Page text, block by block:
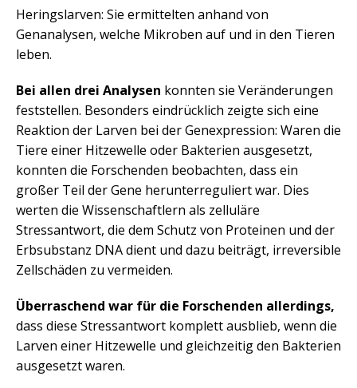
Heringslarven: Sie ermittelten anhand von
Genanalysen, welche Mikroben auf und in den Tieren
leben.
Bei allen drei Analysen konnten sie Veränderungen
feststellen. Besonders eindrücklich zeigte sich eine
Reaktion der Larven bei der Genexpression: Waren die
Tiere einer Hitzewelle oder Bakterien ausgesetzt,
konnten die Forschenden beobachten, dass ein
großer Teil der Gene herunterreguliert war. Dies
werten die Wissenschaftlern als zelluläre
Stressantwort, die dem Schutz von Proteinen und der
Erbsubstanz DNA dient und dazu beiträgt, irreversible
Zellschäden zu vermeiden.
Überraschend war für die Forschenden allerdings,
dass diese Stressantwort komplett ausblieb, wenn die
Larven einer Hitzewelle und gleichzeitig den Bakterien
ausgesetzt waren.